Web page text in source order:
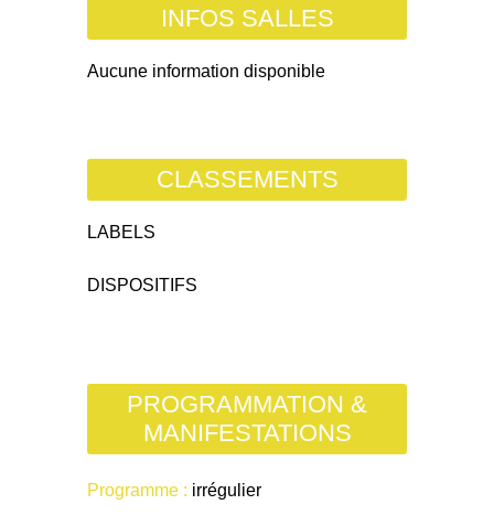
INFOS SALLES
Aucune information disponible
CLASSEMENTS
LABELS
DISPOSITIFS
PROGRAMMATION &
MANIFESTATIONS
Programme : irrégulier